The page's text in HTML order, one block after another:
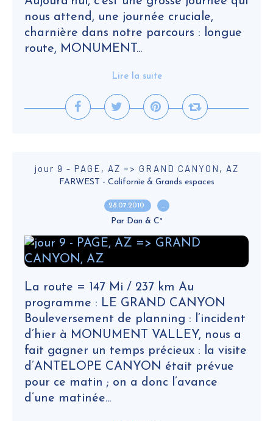
nous attend, une journée cruciale,
charnière dans notre parcours : longue
route, MONUMENT...
Lire la suite
jour 9 - PAGE, AZ => GRAND CANYON, AZ
FARWEST - Californie & Grands espaces
28.07.2010 …
Par Dan & C°
La route = 147 Mi / 237 km Au
programme : LE GRAND CANYON
Bouleversement de planning : l’incident
d’hier à MONUMENT VALLEY, nous a
fait gagner un temps précieux : la visite
d’ANTELOPE CANYON était prévue
pour ce matin ; on a donc l’avance
d’une matinée...